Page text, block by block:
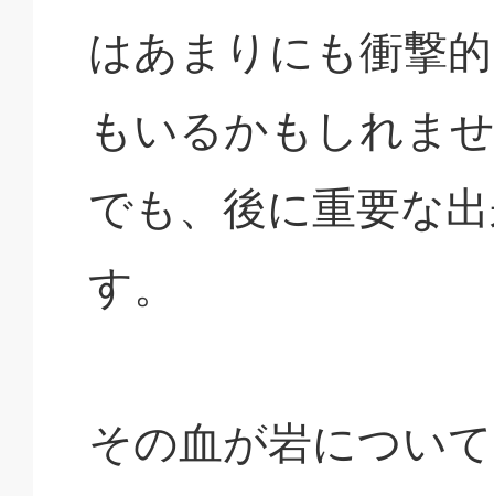
はあまりにも衝撃
もいるかもしれま
でも、後に重要な
す。
その血が岩につい